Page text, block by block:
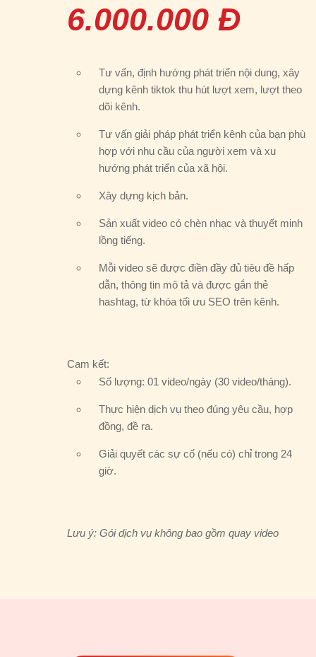
6.000.000 Đ
Tư vấn, định hướng phát triển nội dung, xây
dựng kênh tiktok thu hút lượt xem, lượt theo
dõi kênh.
Tư vấn giải pháp phát triển kênh của bạn phù
hợp với nhu cầu của người xem và xu
hướng phát triển của xã hội.
Xây dựng kịch bản.
Sản xuất video có chèn nhạc và thuyết minh
lồng tiếng.
Mỗi video sẽ được điền đầy đủ tiêu đề hấp
dẫn, thông tin mô tả và được gắn thẻ
hashtag, từ khóa tối ưu SEO trên kênh.
Cam kết:
Số lượng: 01 video/ngày (30 video/tháng).
Thực hiện dịch vụ theo đúng yêu cầu, hợp
đồng, đề ra.
Giải quyết các sự cố (nếu có) chỉ trong 24
giờ.
Lưu ý: Gói dịch vụ không bao gồm quay video